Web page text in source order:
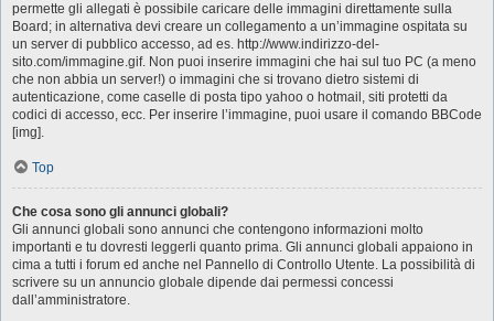
permette gli allegati è possibile caricare delle immagini direttamente sulla
Board; in alternativa devi creare un collegamento a un’immagine ospitata su
un server di pubblico accesso, ad es. http://www.indirizzo-del-
sito.com/immagine.gif. Non puoi inserire immagini che hai sul tuo PC (a meno
che non abbia un server!) o immagini che si trovano dietro sistemi di
autenticazione, come caselle di posta tipo yahoo o hotmail, siti protetti da
codici di accesso, ecc. Per inserire l’immagine, puoi usare il comando BBCode
[img].
Top
Che cosa sono gli annunci globali?
Gli annunci globali sono annunci che contengono informazioni molto
importanti e tu dovresti leggerli quanto prima. Gli annunci globali appaiono in
cima a tutti i forum ed anche nel Pannello di Controllo Utente. La possibilità di
scrivere su un annuncio globale dipende dai permessi concessi
dall’amministratore.